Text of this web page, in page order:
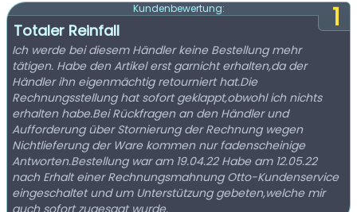
1
Kundenbewertung:
Totaler Reinfall
Ich werde bei diesem Händler keine Bestellung mehr
tätigen. Habe den Artikel erst garnicht erhalten,da der
Händler ihn eigenmächtig retourniert hat.Die
Rechnungsstellung hat sofort geklappt,obwohl ich nichts
erhalten habe.Bei Rückfragen an den Händler und
Aufforderung über Stornierung der Rechnung wegen
Nichtlieferung der Ware kommen nur fadenscheinige
Antworten.Bestellung war am 19.04.22 Habe am 12.05.22
nach Erhalt einer Rechnungsmahnung Otto-Kundenservice
eingeschaltet und um Unterstützung gebeten,welche mir
auch sofort zugesagt wurde.